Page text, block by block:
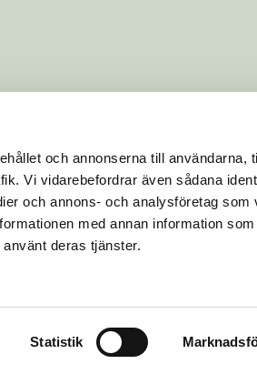
och annonserna till användarna,
Vi vidarebefordrar även sådana
och annons- och analysföretag som
med annan information
deras tjänster.
Statistik